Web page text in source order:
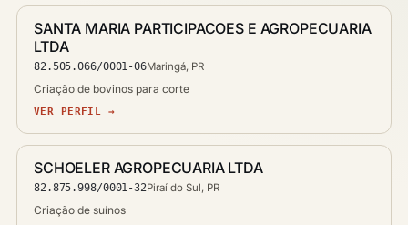
SANTA MARIA PARTICIPACOES E AGROPECUARIA
LTDA
82.505.066/0001-06Maringá, PR
Criação de bovinos para corte
VER PERFIL →
SCHOELER AGROPECUARIA LTDA
82.875.998/0001-32Piraí do Sul, PR
Criação de suínos